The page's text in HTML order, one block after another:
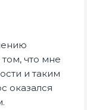
что мне
и таким
оказался